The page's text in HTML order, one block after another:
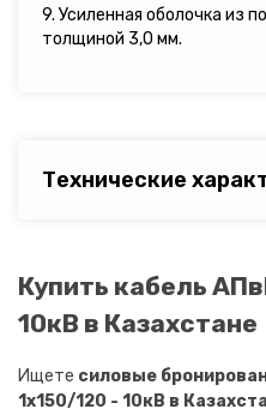
9. Усиленная оболочка из
толщиной 3,0 мм.
Технические
Купить кабель
10кВ в Казахстане
Ищете силовые
1х150/120 - 10кВ в